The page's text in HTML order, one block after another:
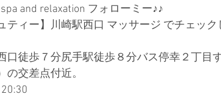
and relaxation フォローミー♪♪
ティー】川崎駅西口 マッサージ でチェッ
口徒歩７分尻手駅徒歩８分バス停幸２丁目す
交差点付近。